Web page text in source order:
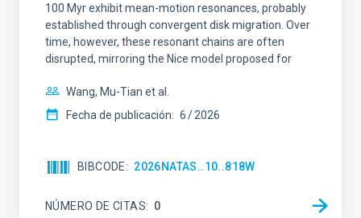
100 Myr exhibit mean-motion resonances, probably
established through convergent disk migration. Over
time, however, these resonant chains are often
disrupted, mirroring the Nice model proposed for
Wang, Mu-Tian et al.
Fecha de publicación: 6 2026
BIBCODE 2026NATAS..10..818W
NÚMERO DE CITAS 0